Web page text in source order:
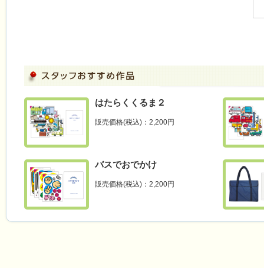
はたらくくるま２
販売価格(税込)：2,200円
バスでおでかけ
販売価格(税込)：2,200円